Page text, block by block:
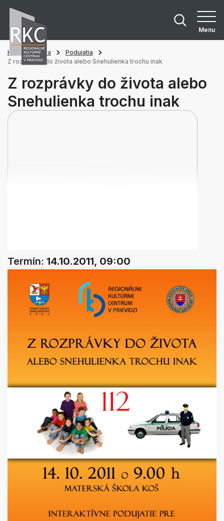
Menu
Hlavná stránka
Podujatia
Z rozprávky do života alebo Snehulienka trochu inak
Z rozprávky do života alebo
Snehulienka trochu inak
Termín: 14.10.2011, 09:00